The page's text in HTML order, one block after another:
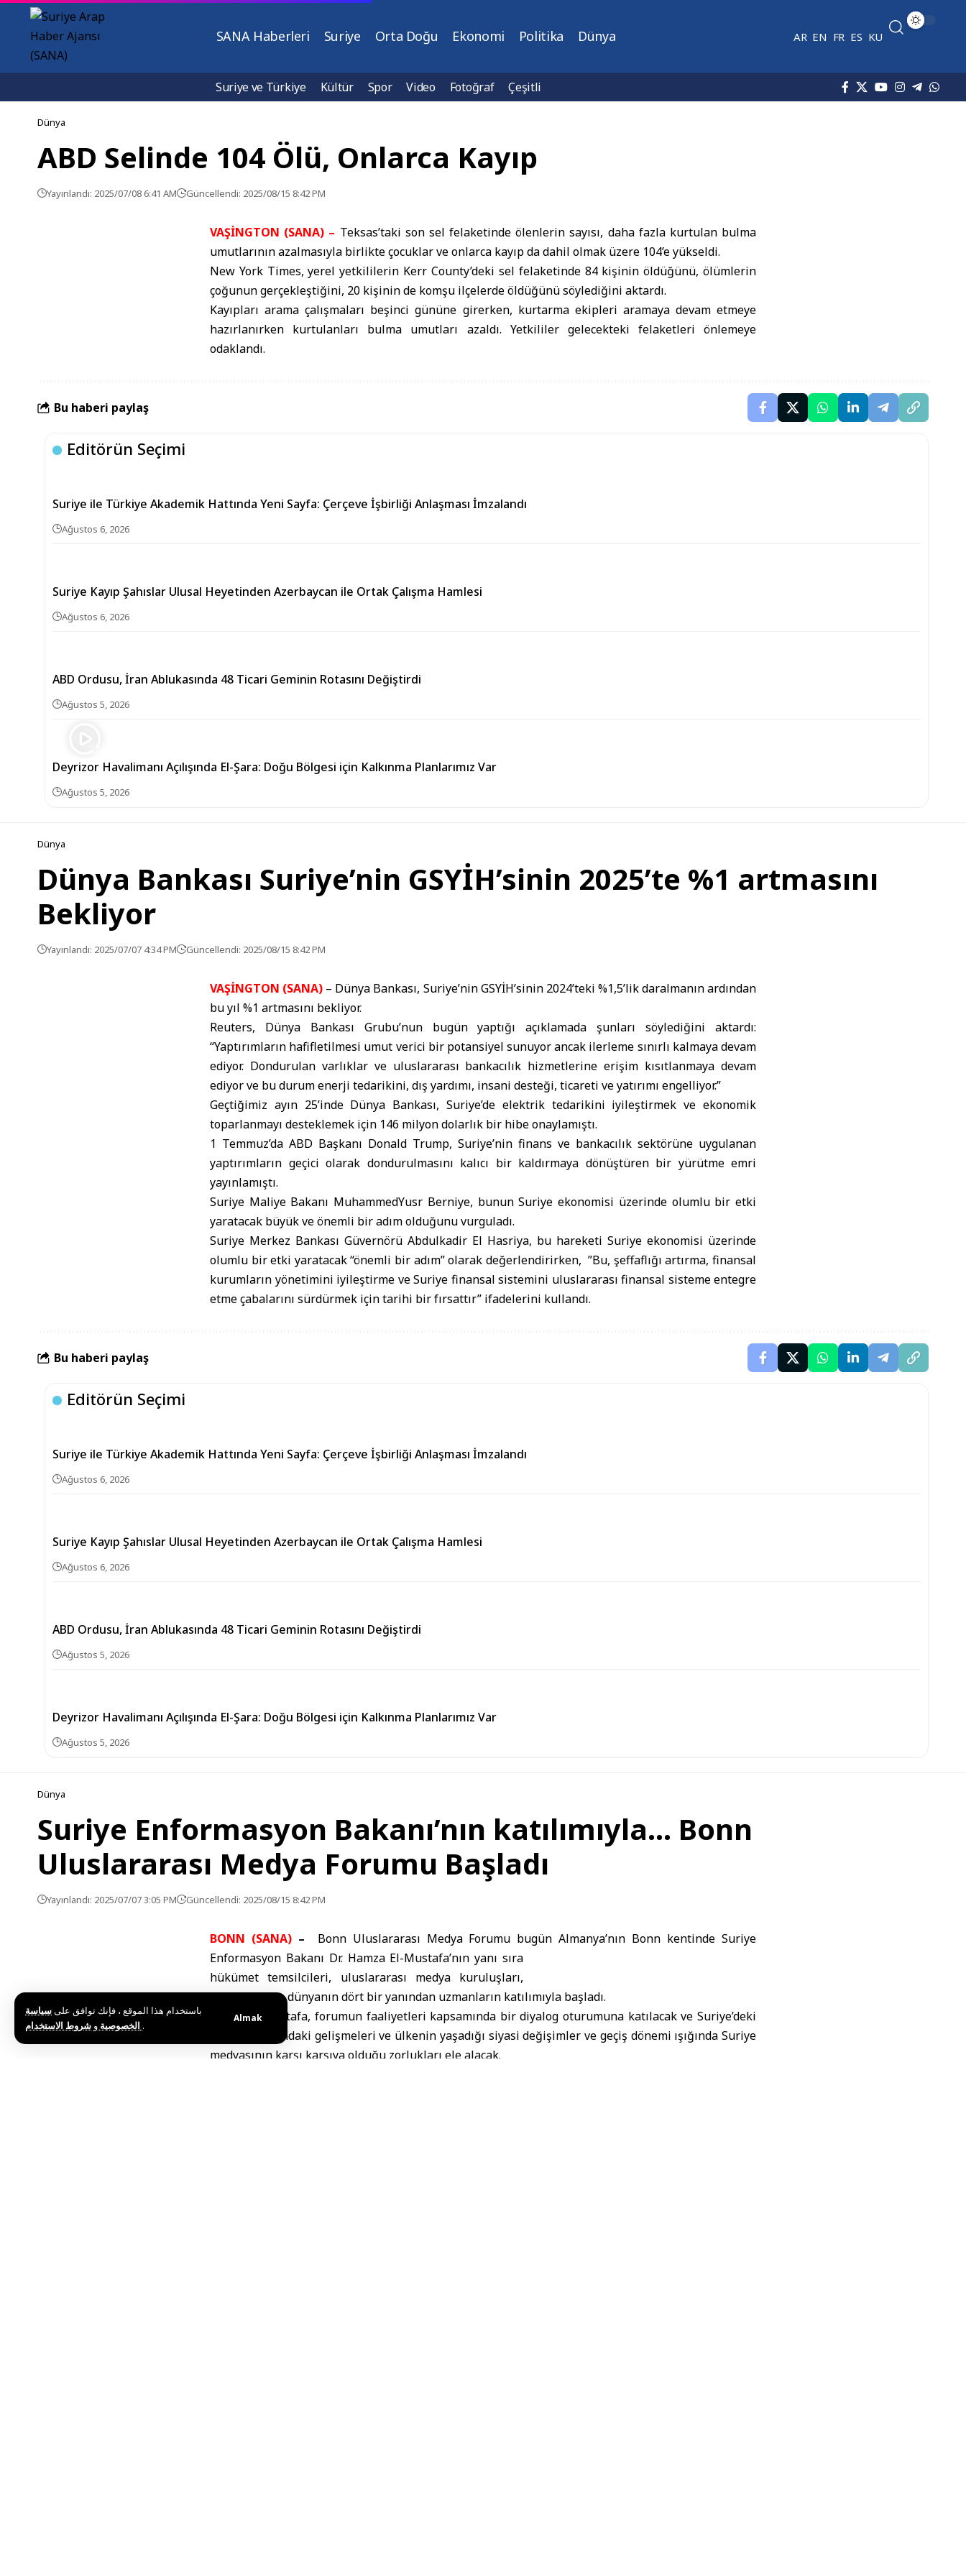
باستخدام هذا الموقع ، فإنك توافق علىسياسة
الخصوصية و .
Almak
SANA Haberleri Suriye Orta Doğu Ekonomi Politika Dünya AR EN FR ES KU
Suriye ve Türkiye Kültür Spor Video Fotoğraf Çeşitli
Dünya
ABD Selinde 104 Ölü, Onlarca Kayıp
Yayınlandı: 2025/07/08 6:41 AM Güncellendi: 2025/08/15 8:42 PM
VAŞİNGTON (SANA) – Teksas’taki son sel felaketinde ölenlerin sayısı, daha fazla kurtulan bulma
umutlarının azalmasıyla birlikte çocuklar ve onlarca kayıp da dahil olmak üzere 104’e yükseldi.
New York Times, yerel yetkililerin Kerr County’deki sel felaketinde 84 kişinin öldüğünü, ölümlerin
çoğunun gerçekleştiğini, 20 kişinin de komşu ilçelerde öldüğünü söylediğini aktardı.
Kayıpları arama çalışmaları beşinci gününe girerken, kurtarma ekipleri aramaya devam etmeye
hazırlanırken kurtulanları bulma umutları azaldı. Yetkililer gelecekteki felaketleri önlemeye
odaklandı.
Bu haberi paylaş
Editörün Seçimi
Suriye ile Türkiye Akademik Hattında Yeni Sayfa: Çerçeve İşbirliği Anlaşması İmzalandı
Ağustos 6, 2026
Suriye Kayıp Şahıslar Ulusal Heyetinden Azerbaycan ile Ortak Çalışma Hamlesi
Ağustos 6, 2026
ABD Ordusu, İran Ablukasında 48 Ticari Geminin Rotasını Değiştirdi
Ağustos 5, 2026
Deyrizor Havalimanı Açılışında El-Şara: Doğu Bölgesi için Kalkınma Planlarımız Var
Ağustos 5, 2026
Dünya
Dünya Bankası Suriye’nin GSYİH’sinin 2025’te %1 artmasını
Bekliyor
Yayınlandı: 2025/07/07 4:34 PM Güncellendi: 2025/08/15 8:42 PM
VAŞİNGTON (SANA) – Dünya Bankası, Suriye’nin GSYİH’sinin 2024’teki %1,5’lik daralmanın ardından
bu yıl %1 artmasını bekliyor.
Reuters, Dünya Bankası Grubu’nun bugün yaptığı açıklamada şunları söylediğini aktardı:
“Yaptırımların hafifletilmesi umut verici bir potansiyel sunuyor ancak ilerleme sınırlı kalmaya devam
ediyor. Dondurulan varlıklar ve uluslararası bankacılık hizmetlerine erişim kısıtlanmaya devam
ediyor ve bu durum enerji tedarikini, dış yardımı, insani desteği, ticareti ve yatırımı engelliyor.”
Geçtiğimiz ayın 25’inde Dünya Bankası, Suriye’de elektrik tedarikini iyileştirmek ve ekonomik
toparlanmayı desteklemek için 146 milyon dolarlık bir hibe onaylamıştı.
1 Temmuz’da ABD Başkanı Donald Trump, Suriye’nin finans ve bankacılık sektörüne uygulanan
yaptırımların geçici olarak dondurulmasını kalıcı bir kaldırmaya dönüştüren bir yürütme emri
yayınlamıştı.
Suriye Maliye Bakanı MuhammedYusr Berniye, bunun Suriye ekonomisi üzerinde olumlu bir etki
yaratacak büyük ve önemli bir adım olduğunu vurguladı.
Suriye Merkez Bankası Güvernörü Abdulkadir El Hasriya, bu hareketi Suriye ekonomisi üzerinde
olumlu bir etki yaratacak “önemli bir adım” olarak değerlendirirken, ”Bu, şeffaflığı artırma, finansal
kurumların yönetimini iyileştirme ve Suriye finansal sistemini uluslararası finansal sisteme entegre
etme çabalarını sürdürmek için tarihi bir fırsattır” ifadelerini kullandı.
Bu haberi paylaş
Editörün Seçimi
Suriye ile Türkiye Akademik Hattında Yeni Sayfa: Çerçeve İşbirliği Anlaşması İmzalandı
Ağustos 6, 2026
Suriye Kayıp Şahıslar Ulusal Heyetinden Azerbaycan ile Ortak Çalışma Hamlesi
Ağustos 6, 2026
ABD Ordusu, İran Ablukasında 48 Ticari Geminin Rotasını Değiştirdi
Ağustos 5, 2026
Deyrizor Havalimanı Açılışında El-Şara: Doğu Bölgesi için Kalkınma Planlarımız Var
Ağustos 5, 2026
Dünya
Suriye Enformasyon Bakanı’nın katılımıyla… Bonn
Uluslararası Medya Forumu Başladı
Yayınlandı: 2025/07/07 3:05 PM Güncellendi: 2025/08/15 8:42 PM
BONN (SANA)– Bonn Uluslararası Medya Forumu bugün Almanya’nın Bonn kentinde Suriye
Enformasyon Bakanı Dr. Hamza El-Mustafa’nın yanı sıra
hükümet temsilcileri, uluslararası medya kuruluşları,
gazeteciler ve dünyanın dört bir yanından uzmanların katılımıyla başladı.
Bakan El Mustafa, forumun faaliyetleri kapsamında bir diyalog oturumuna katılacak ve Suriye’deki
mevcut durumdaki gelişmeleri ve ülkenin yaşadığı siyasi değişimler ve geçiş dönemi ışığında Suriye
medyasının karşı karşıya olduğu zorlukları ele alacak.